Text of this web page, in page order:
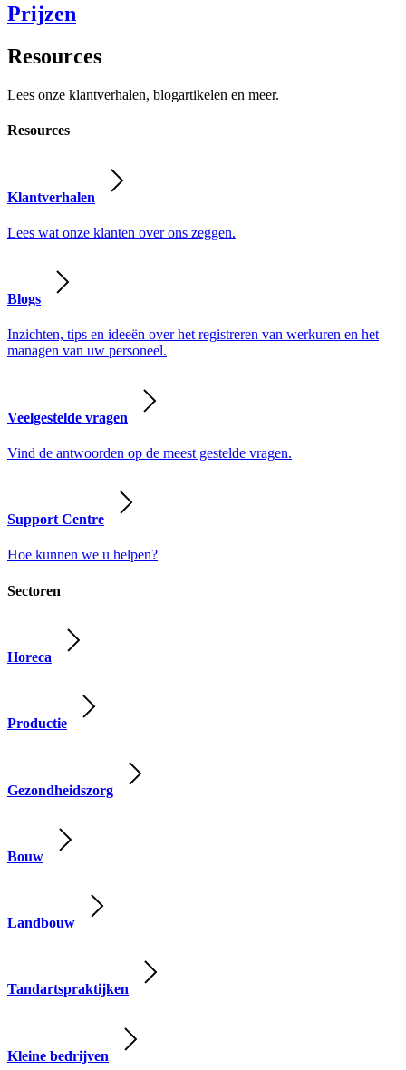
Prijzen
Resources
Lees onze klantverhalen, blogartikelen en meer.
Resources
Klantverhalen
Lees wat onze klanten over ons zeggen.
Blogs
Inzichten, tips en ideeën over het registreren van werkuren en het
managen van uw personeel.
Veelgestelde vragen
Vind de antwoorden op de meest gestelde vragen.
Support Centre
Hoe kunnen we u helpen?
Sectoren
Horeca
Productie
Gezondheidszorg
Bouw
Landbouw
Tandartspraktijken
Kleine bedrijven